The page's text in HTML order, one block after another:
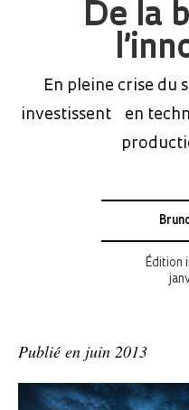
De la
En pleine crise du
investissent en
Édition
Publié en juin 2013